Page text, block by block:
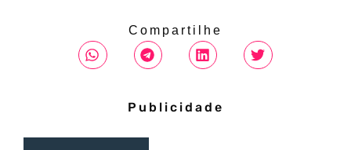
Compartilhe
Publicidade